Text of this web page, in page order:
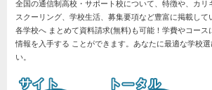
全国の通信制高校・サポート校について、特徴や、カリ
スクーリング、学校生活、募集要項など豊富に掲載して
各学校へ まとめて資料請求(無料)も可能！学費やコース
情報を入手する ことができます。あなたに最適な学校
い。